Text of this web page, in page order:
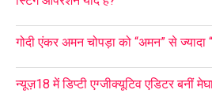
गोदी एंकर अमन चोपड़ा को “अमन” से
न्यूज़18 में डिप्टी एग्जीक्यूटिव एडिटर बनीं